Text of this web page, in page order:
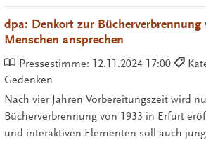
dpa: Denkort zur Bücherverbrennung
Menschen ansprechen
Pressestimme: 12.11.2024 17:00
Gedenken
Nach vier Jahren Vorbereitungszeit wird
Bücherverbrennung von 1933 in Erfurt
und interaktiven Elementen soll auch